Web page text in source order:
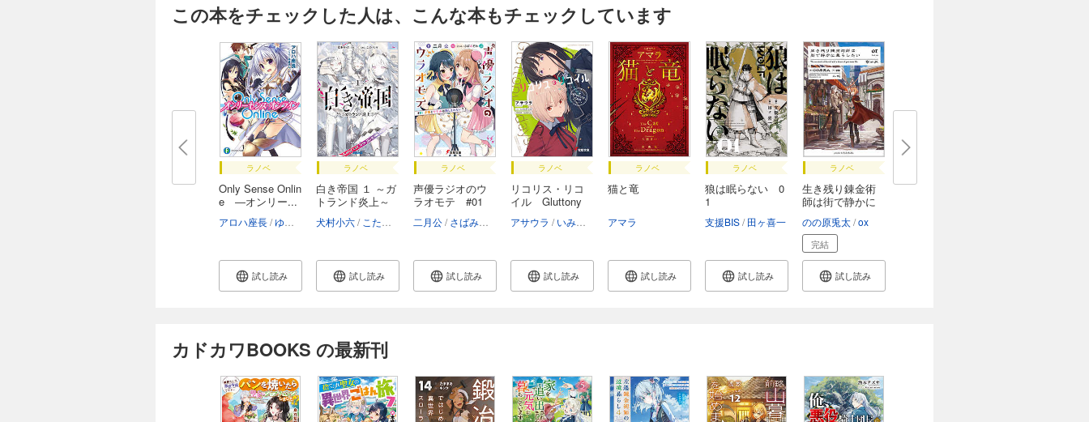
この本をチェックした人は、こんな本もチェックしています
ラノベ
Only Sense Onlin
e ―オンリー...
アロハ座長 ゆきさん
試し読み
ラノベ
白き帝国 １ ～ガ
トランド炎上～
犬村小六 こたろう
試し読み
ラノベ
声優ラジオのウ
ラオモテ #01
二月公 さばみぞれ
試し読み
ラノベ
リコリス・リコ
イル Gluttony
アサウラ いみぎむる SpiderLily
試し読み
ラノベ
猫と竜
アマラ
試し読み
ラノベ
狼は眠らない 0
1
支援BIS 田ヶ喜一
試し読み
ラノベ
生き残り錬金術
師は街で静かに
のの原兎太 ox
完結
試し読み
カドカワBOOKS の最新刊